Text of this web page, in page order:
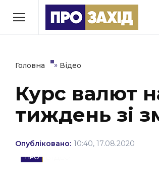
РУБРИКИ
Економіка
Політика
Втрачений Ужгород
(відеоверсія)
Головна » Відео
Курс валют
тиждень зі
Опубліковано: 10:40, 17.08.2020